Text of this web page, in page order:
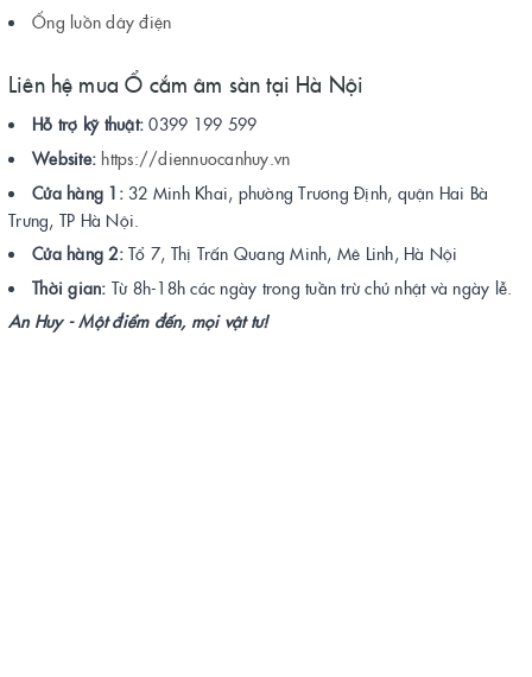
Ống luồn dây điện
Liên hệ mua Ổ cắm âm sàn tại Hà Nội
Hỗ trợ kỹ thuật: 0399 199 599
Website: https://diennuocanhuy.vn
Cửa hàng 1: 32 Minh Khai, phường Trương Định, quận Hai Bà
Trưng, TP Hà Nội.
Cửa hàng 2: Tổ 7, Thị Trấn Quang Minh, Mê Linh, Hà Nội
Thời gian: Từ 8h-18h các ngày trong tuần trừ chủ nhật và ngày lễ.
An Huy - Một điểm đến, mọi vật tư!